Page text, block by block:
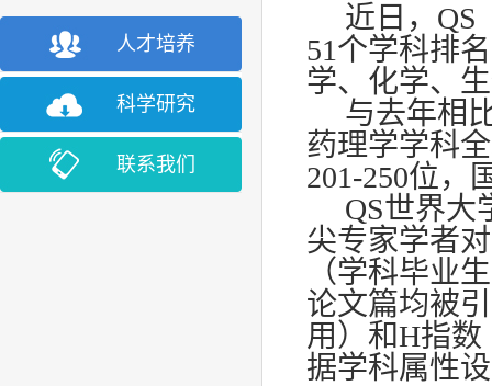
人才培养
科学研究
联系我们
近日，QS
51个学科排
学、化学、
与去年相
药理学学科
201-250位，
QS世界大
尖专家学者
（学科毕业
论文篇均被
用）和H指
据学科属性